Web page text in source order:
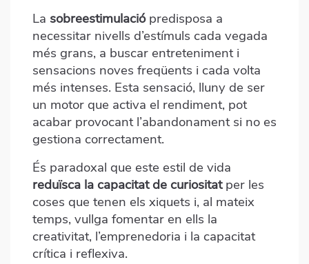
La sobreestimulaciópredisposa a
necessitar nivells d’estímuls cada vegada
més grans, a buscar entreteniment i
sensacions noves freqüents i cada volta
més intenses. Esta sensació, lluny de ser
un motor que activa el rendiment, pot
acabar provocant l’abandonament si no es
gestiona correctament.
És paradoxal que este estil de vida
reduïsca la capacitat de curiositatper les
coses que tenen els xiquets i, al mateix
temps, vullga fomentar en ells la
creativitat, l’emprenedoria i la capacitat
crítica i reflexiva.